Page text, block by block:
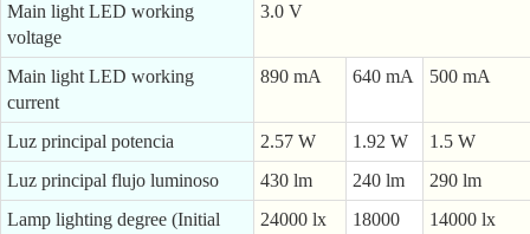
Main light LED working
voltage
3.0 V
Main light LED working
current
890 mA 640 mA 500 mA
Luz principal potencia 2.57 W 1.92 W
1.5 W
Luz principal flujo luminoso
430 lm 240 lm
290 lm
Lamp lighting degree (Initial
24000 lx
18000
14000 lx